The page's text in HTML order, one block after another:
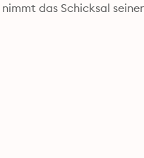
das Schicksal